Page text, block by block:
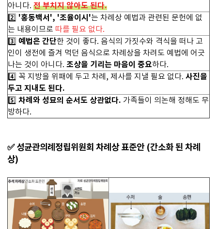
아니다. 전 부치지 않아도 된다.
2️⃣ '홍동백서', '조율이시'는 차례상 예법과 관련된 문헌에 없
는 내용이므로 따를 필요 없다.
3️⃣ 예법은 간단한 것이 좋다. 음식의 가짓수와 격식을 떠나 고
인이 생전에 즐겨 먹던 음식으로 차례상을 차려도 예법에 어긋
나는 것이 아니다. 조상을 기리는 마음이 중요하다.
4️⃣ 꼭 지방을 위패에 두고 차례, 제사를 지낼 필요 없다. 사진을
두고 지내도 된다.
5️⃣ 차례와 성묘의 순서도 상관없다. 가족들이 의논해 정해도 무
방하다.
✅ 성균관의례정립위원회 차례상 표준안 (간소화 된 차례
상)